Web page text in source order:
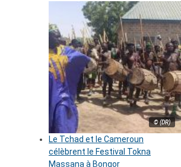
© (DR)
Le Tchad et le Cameroun
célèbrent le Festival Tokna
Massana à Bongor